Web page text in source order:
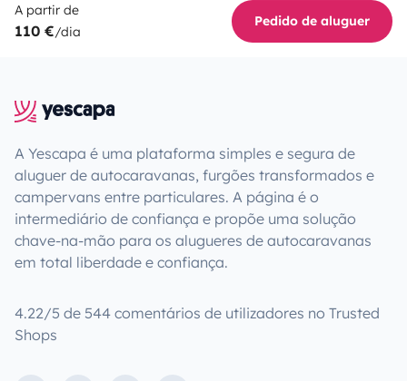
A partir de
110 €/dia
Pedido de aluguer
A Yescapa é uma plataforma simples e segura de
aluguer de autocaravanas, furgões transformados e
campervans entre particulares. A página é o
intermediário de confiança e propõe uma solução
chave-na-mão para os alugueres de autocaravanas
em total liberdade e confiança.
4.22/5 de 544 comentários de utilizadores no Trusted
Shops